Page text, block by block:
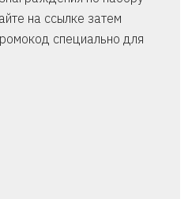
на ссылке затем
специально для